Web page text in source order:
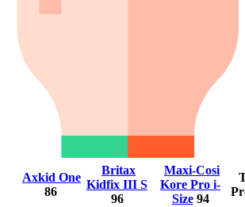
Axkid One
86
Britax
Kidfix III S
96
Maxi-Cosi
Kore Pro i-
Size 94